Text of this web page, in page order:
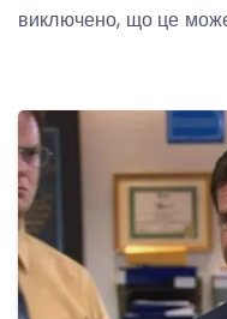
виключено, що це